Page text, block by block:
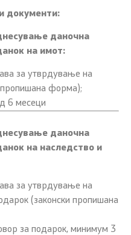
документи:
даночна
на имот:
за утврдување на
пропишана форма);
6 месеци
даночна
на наследство и
за утврдување на
(законски пропишана
за подарок, минимум 3